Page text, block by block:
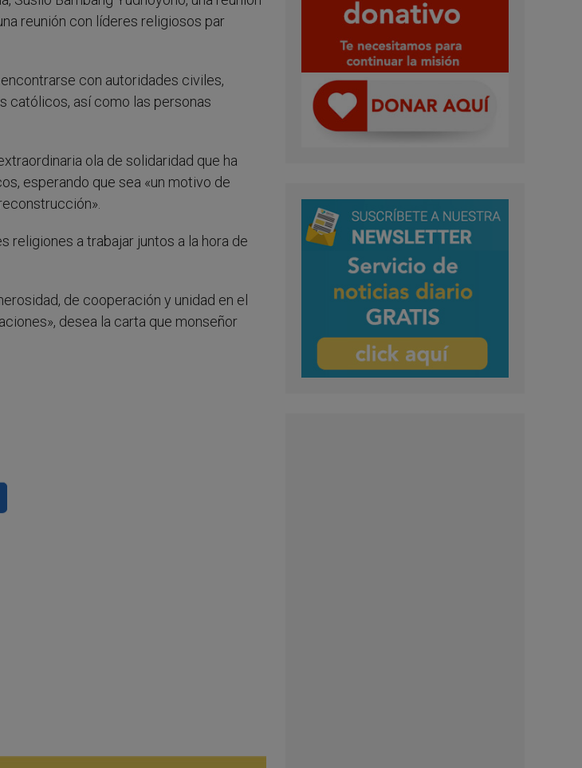
reunión con líderes religiosos par
con autoridades civiles,
católicos, así como las personas
ola de solidaridad que ha
esperando que sea «un motivo de
religiones a trabajar juntos a la hora de
de cooperación y unidad en el
desea la carta que monseñor